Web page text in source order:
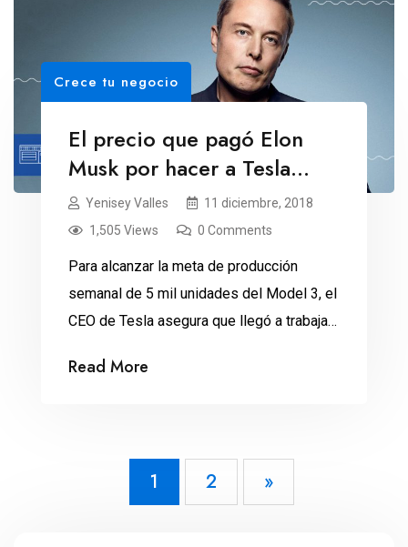
la conectividad de los vehículos, […]
Crece tu negocio
El precio que pagó Elon
Musk por hacer a Tesla
rentable
Yenisey Valles
11 diciembre, 2018
1,505 Views
0 Comments
Para alcanzar la meta de producción
semanal de 5 mil unidades del Model 3, el
CEO de Tesla asegura que llegó a trabajar
ver la luz del día. En octubre pasado, por
más de […]
Read More
1 2 »